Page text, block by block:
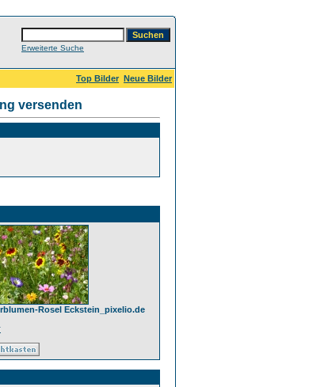
Erweiterte Suche
Top Bilder Neue Bilder
versenden
Rosel Eckstein_pixelio.de